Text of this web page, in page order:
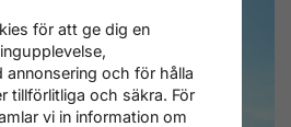
för att ge dig en
annonsering och för hålla
tillförlitliga och säkra. För
vi in information om